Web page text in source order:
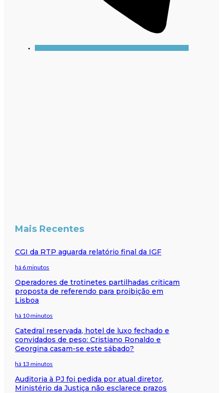
Mais Recentes
CGI da RTP aguarda relatório final da IGF
há 6 minutos
Operadores de trotinetes partilhadas criticam
proposta de referendo para proibição em
Lisboa
há 10 minutos
Catedral reservada, hotel de luxo fechado e
convidados de peso: Cristiano Ronaldo e
Georgina casam-se este sábado?
há 13 minutos
Auditoria à PJ foi pedida por atual diretor,
Ministério da Justiça não esclarece prazos